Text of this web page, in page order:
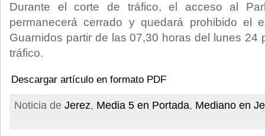
Durante el corte de tráfico, el acceso al
permanecerá cerrado y quedará prohibido el
Guarnidos partir de las 07,30 horas del lunes 24
tráfico.
Descargar artículo en formato PDF
Noticia de Jerez, Media 5 en Portada, Mediano en